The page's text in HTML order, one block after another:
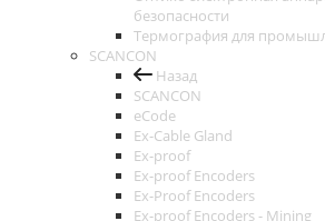
безопасности
Термография для
SCANCON
Назад
SCANCON
eCode
Ex-Cable Gland
Ex-proof
Ex-proof Encoders
Ex-Proof Encoders
Ex-proof Encoders - Mining